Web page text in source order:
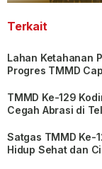
Terkait
Lahan Ketahanan
Progres TMMD
TMMD Ke-129
Cegah Abrasi di
Satgas TMMD Ke-
Hidup Sehat dan